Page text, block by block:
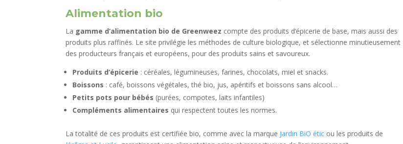
Alimentation bio
La gamme d’alimentation bio de Greenweez compte des produits d’épicerie de base, mais aussi des
produits plus raffinés. Le site privilégie les méthodes de culture biologique, et sélectionne minutieusement
des producteurs français et européens, pour des produits sains et savoureux.
Produits d’épicerie : céréales, légumineuses, farines, chocolats, miel et snacks.
Boissons : café, boissons végétales, thé bio, jus, apéritifs et boissons sans alcool…
Petits pots pour bébés (purées, compotes, laits infantiles)
Compléments alimentaires qui respectent toutes les normes.
La totalité de ces produits est certifiée bio, comme avec la marque Jardin BiO étic ou les produits de